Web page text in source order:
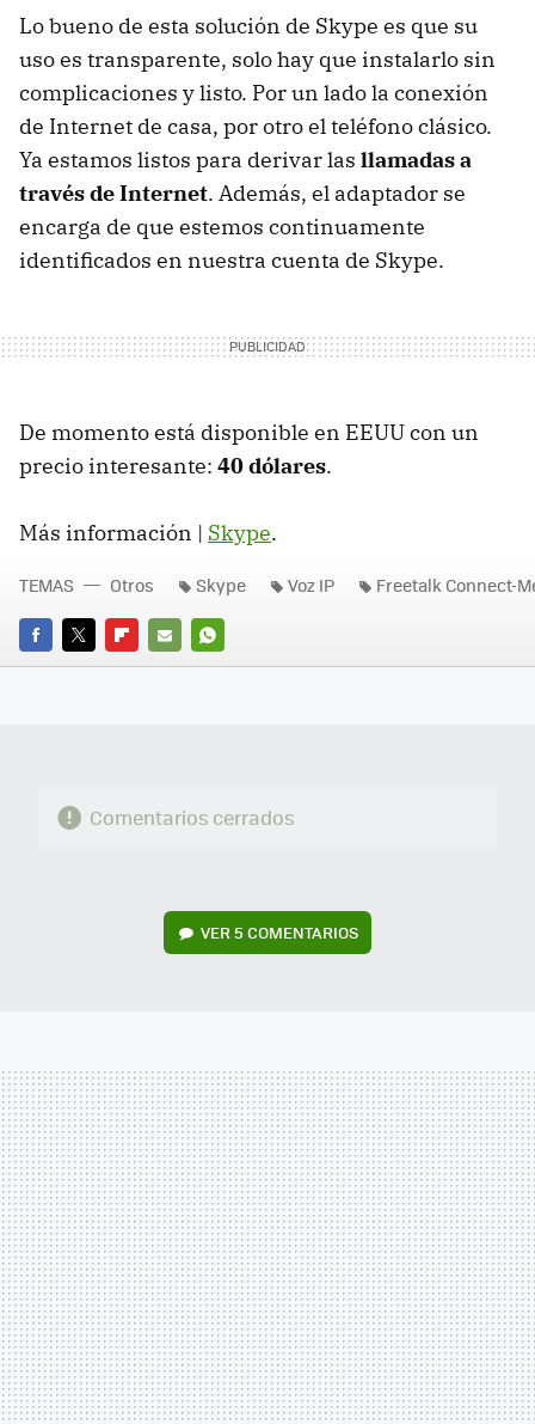
Lo bueno de esta solución de Skype es que su
uso es transparente, solo hay que instalarlo sin
complicaciones y listo. Por un lado la conexión
de Internet de casa, por otro el teléfono clásico.
Ya estamos listos para derivar las llamadas a
través de Internet. Además, el adaptador se
encarga de que estemos continuamente
identificados en nuestra cuenta de Skype.
De momento está disponible en EEUUcon un
precio interesante: 40 dólares.
Más información | Skype.
FACEBOOK
TWITTERFLIPBOARD
E-
WHATSAPP
TEMAS Otros Skype Voz IP Freetalk Connect-
Comentarios cerrados
VER5 COMENTARIOS